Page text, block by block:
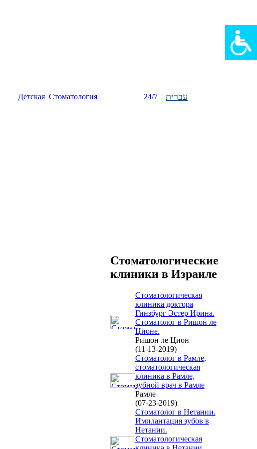
Детская_Стоматология 24/7 עברית
Стоматологические
клиники в Израиле
Стоматологическая
клиника доктора
Гинзбург Эстер Ирина.
Стоматолог в Ришон ле
Ционе.
Ришон ле Цион
(11-13-2019)
Стоматолог в Рамле,
стоматологическая
клиника в Рамле,
зубной врач в Рамле
Рамле
(07-23-2019)
Стоматолог в Нетании.
Имплантация зубов в
Нетании.
Стоматологическая